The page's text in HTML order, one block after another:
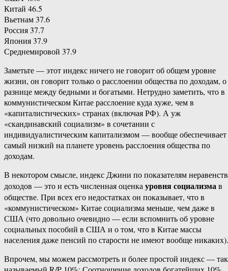
Китай 46.5
Вьетнам 37.6
Россия 37.7
Япония 37.9
Среднемировой 37.9
Заметьте — этот индекс ничего не говорит об общем уровне
жизни, он говорит только о расслоении общества по доходам, о
разнице между бедными и богатыми. Нетрудно заметить, что в
коммунистическом Китае расслоение куда хуже, чем в
«капиталистических» странах (включая РФ). А уж
«скандинавский социализм» в сочетании с
индивидуалистическим капитализмом — вообще обеспечивает
самый низкий на планете уровень расслоения общества по
доходам.
В некотором смысле, индекс Джини по показателям
доходов — это и есть численная оценкауровня социализмав
обществе. При всех его недостатках он показывает, что в
«коммунистическом» Китае социализма меньше, чем даже в
США (что довольно очевидно — если вспомнить об уровне
социальных пособий в США и о том, что в Китае массы
населения даже пенсий по старости не имеют вообще никаких).
Впрочем, мы можем рассмотреть и более простой индекс — так